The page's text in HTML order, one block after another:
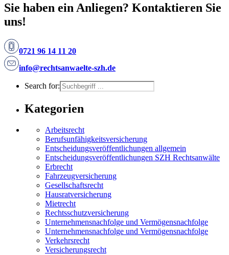
Sie haben ein Anliegen? Kontaktieren Sie
uns!
0721 96 14 11 20
info@rechtsanwaelte-szh.de
Search for:
Kategorien
Arbeitsrecht
Berufsunfähigkeitsversicherung
Entscheidungs­­veröffentlichungen allgemein
Entscheidungs­veröffentlichungen SZH Rechtsanwälte
Erbrecht
Fahrzeugversicherung
Gesellschaftsrecht
Hausratversicherung
Mietrecht
Rechtsschutzversicherung
Unternehmensnachfolge und Vermögensnachfolge
Unternehmensnachfolge und Vermögensnachfolge
Verkehrsrecht
Versicherungsrecht